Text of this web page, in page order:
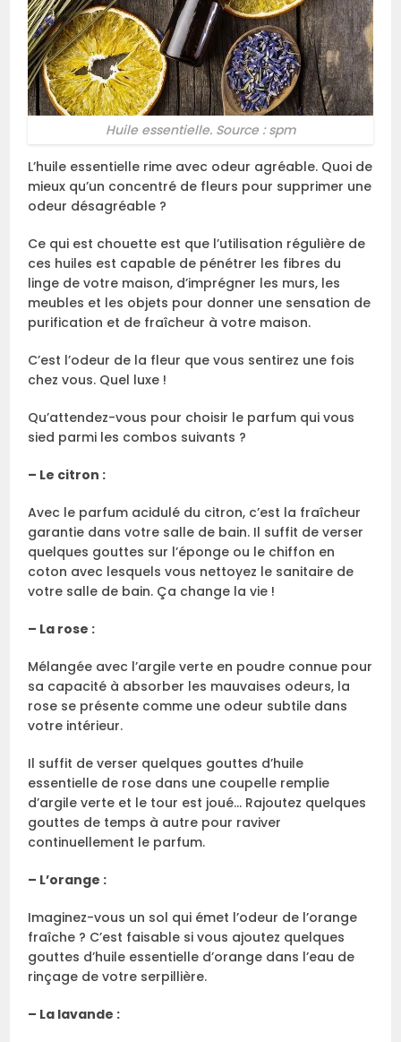
Huile essentielle. Source : spm
L’huile essentielle rime avec odeur agréable. Quoi de
mieux qu’un concentré de fleurs pour supprimer une
odeur désagréable ?
Ce qui est chouette est que l’utilisation régulière de
ces huiles est capable de pénétrer les fibres du
linge de votre maison, d’imprégner les murs, les
meubles et les objets pour donner une sensation de
purification et de fraîcheur à votre maison.
C’est l’odeur de la fleur que vous sentirez une fois
chez vous. Quel luxe !
Qu’attendez-vous pour choisir le parfum qui vous
sied parmi les combos suivants ?
– Le citron :
Avec le parfum acidulé du citron, c’est la fraîcheur
garantie dans votre salle de bain. Il suffit de verser
quelques gouttes sur l’éponge ou le chiffon en
coton avec lesquels vous nettoyez le sanitaire de
votre salle de bain. Ça change la vie !
– La rose :
Mélangée avec l’argile verte en poudre connue pour
sa capacité à absorber les mauvaises odeurs, la
rose se présente comme une odeur subtile dans
votre intérieur.
Il suffit de verser quelques gouttes d’huile
essentielle de rose dans une coupelle remplie
d’argile verte et le tour est joué… Rajoutez quelques
gouttes de temps à autre pour raviver
continuellement le parfum.
– L’orange :
Imaginez-vous un sol qui émet l’odeur de l’orange
fraîche ? C’est faisable si vous ajoutez quelques
gouttes d’huile essentielle d’orange dans l’eau de
rinçage de votre serpillière.
– La lavande :